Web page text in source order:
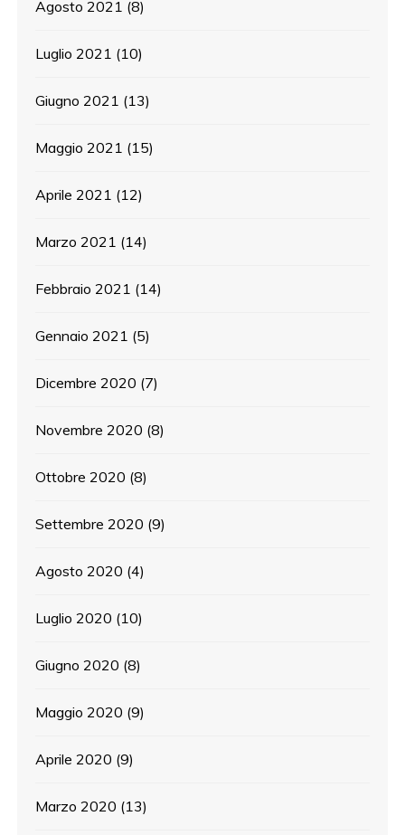
Agosto 2021 (8)
Luglio 2021 (10)
Giugno 2021 (13)
Maggio 2021 (15)
Aprile 2021 (12)
Marzo 2021 (14)
Febbraio 2021 (14)
Gennaio 2021 (5)
Dicembre 2020 (7)
Novembre 2020 (8)
Ottobre 2020 (8)
Settembre 2020 (9)
Agosto 2020 (4)
Luglio 2020 (10)
Giugno 2020 (8)
Maggio 2020 (9)
Aprile 2020 (9)
Marzo 2020 (13)